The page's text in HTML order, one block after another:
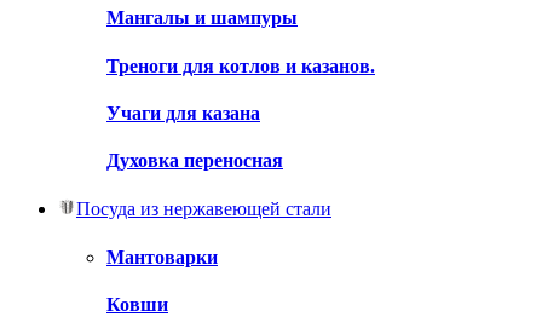
Мангалы и шампуры
Треноги для котлов и казанов.
Учаги для казана
Духовка переносная
Посуда из нержавеющей стали
Мантоварки
Ковши